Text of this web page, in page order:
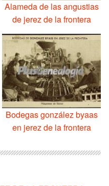
Alameda de las angustias
de jerez de la frontera
Bodegas gonzález byaas
en jerez de la frontera